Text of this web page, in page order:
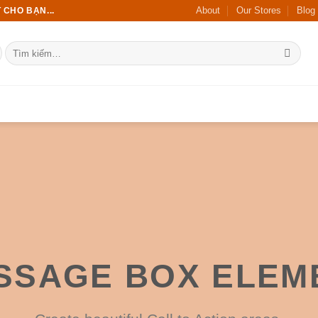
CHO BẠN... About Our Stores Blog
Tìm
kiếm:
BOX